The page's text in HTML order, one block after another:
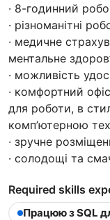
· 8-годинний
· різноманітні
· медичне
ментальне
· можливість
· комфортний
для роботи, в
комп’ютерною
· зручне
· солодощі та
Required skills
Працюю з SQL